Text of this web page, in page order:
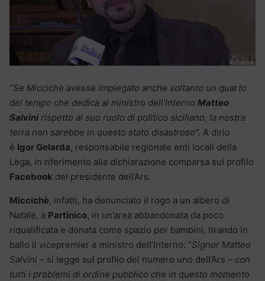
“Se Miccichè avesse impiegato anche soltanto un quarto
del tempo che dedica al ministro dell’Interno Matteo
Salvini rispetto al suo ruolo di politico siciliano, la nostra
terra non sarebbe in questo stato disastroso”. A dirlo
è Igor Gelarda, responsabile regionale enti locali della
Lega, in riferimento alla dichiarazione comparsa sul profilo
Facebook del presidente dell’Ars.
Miccichè, infatti, ha denunciato il rogo a un albero di
Natale, a Partinico, in un’area abbandonata da poco
riqualificata e donata come spazio per bambini, tirando in
ballo il vicepremier e ministro dell’Interno: “Signor Matteo
Salvini – si legge sul profilo del numero uno dell’Ars – con
tutti i problemi di ordine pubblico che in questo momento